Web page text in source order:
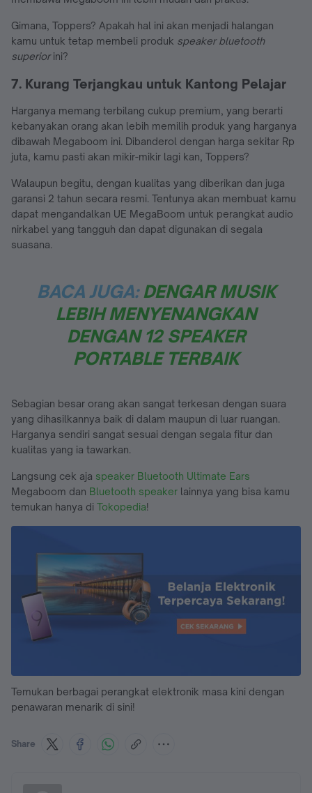
Gimana, Toppers? Apakah hal ini akan menjadi halangan
kamu untuk tetap membeli produk speaker bluetooth
superiorini?
7. Kurang Terjangkau untuk Kantong Pelajar
Harganya memang terbilang cukup premium, yang berarti
kebanyakan orang akan lebih memilih produk yang harganya
dibawah Megaboom ini. Dibanderol dengan harga sekitar Rp
juta, kamu pasti akan mikir-mikir lagi kan, Toppers?
Walaupun begitu, dengan kualitas yang diberikan dan juga
garansi 2 tahun secara resmi. Tentunya akan membuat kamu
dapat mengandalkan UE MegaBoom untuk perangkat audio
nirkabel yang tangguh dan dapat digunakan di segala
suasana.
BACA JUGA: DENGAR MUSIK
LEBIH MENYENANGKAN
DENGAN 12 SPEAKER
PORTABLE TERBAIK
Sebagian besar orang akan sangat terkesan dengan suara
yang dihasilkannya baik di dalam maupun di luar ruangan.
Harganya sendiri sangat sesuai dengan segala fitur dan
kualitas yang ia tawarkan.
Langsung cek aja speaker Bluetooth Ultimate Ears
Megaboom dan Bluetooth speaker lainnya yang bisa kamu
temukan hanya di Tokopedia!
Temukan berbagai perangkat elektronik masa kini dengan
penawaran menarik di sini!
Share